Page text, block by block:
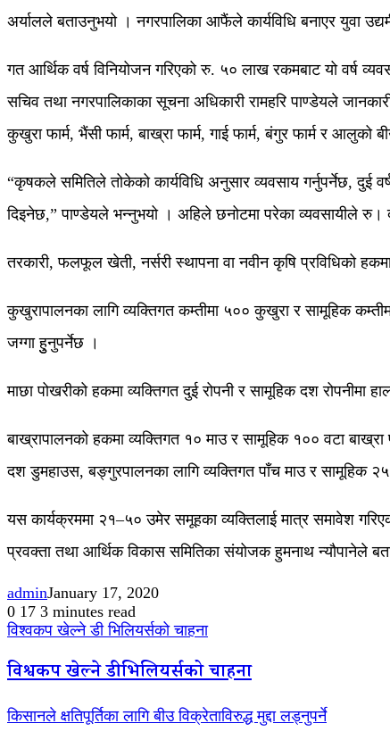
अर्यालले बताउनुभयो । नगरपालिका आफैंले कार्यविधि बनाएर युवा
गत आर्थिक वर्ष विनियोजन गरिएको रु. ५० लाख रकमबाट यो वर्ष
सचिव तथा नगरपालिकाका सूचना अधिकारी रामहरि पाण्डेयले
कुखुरा फार्म, भैंसी फार्म, बाख्रा फार्म, गाई फार्म, बंगुर फार्म र
“कृषकले समितिले तोकेको कार्यविधि अनुसार व्यवसाय गर्नुपर्नेछ,
दिइनेछ,” पाण्डेयले भन्नुभयो । अहिले छनोटमा परेका व्यवसायीले
तरकारी, फलफूल खेती, नर्सरी स्थापना वा नवीन कृषि प्रविधिको
कुखुरापालनका लागि व्यक्तिगत कम्तीमा ५०० कुखुरा र सामूहिक
जग्गा हुुनुपर्नेछ ।
माछा पोखरीको हकमा व्यक्तिगत दुई रोपनी र सामूहिक दश रोपनीमा
बाख्रापालनको हकमा व्यक्तिगत १० माउ र सामूहिक १०० वटा बाख्रा
दश डुमहाउस, बङ्गुरपालनका लागि व्यक्तिगत पाँच माउ र सामूहिक २५
यस कार्यक्रममा २१–५० उमेर समूहका व्यक्तिलाई मात्र समावेश
प्रवक्ता तथा आर्थिक विकास समितिका संयोजक हुमनाथ न्यौपानेले
adminJanuary 17, 2020
0 17 3 minutes read
विश्वकप खेल्ने डी भिलियर्सको चाहना
विश्वकप खेल्ने डी भिलियर्सको चाहना
किसानले क्षतिपूर्तिका लागि बीउ विक्रेताविरुद्ध मुद्दा लड्नुपर्ने